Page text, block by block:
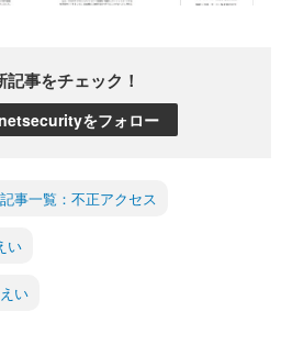
事をチェック！
をフォロー
一覧：不正アクセス
い
い